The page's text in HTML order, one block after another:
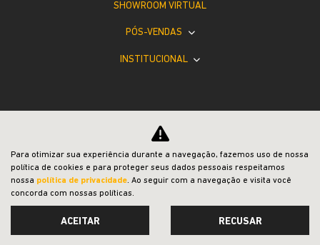
SHOWROOM VIRTUAL
PÓS-VENDAS
INSTITUCIONAL
Desacelere. Seu bem maior é a vida.
Para otimizar sua experiência durante a navegação, fazemos uso de nossa
política de cookies e para proteger seus dados pessoais respeitamos
nossa política de privacidade. Ao seguir com a navegação e visita você
concorda com nossas políticas.
ACEITAR RECUSAR